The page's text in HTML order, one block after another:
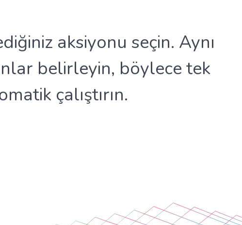
aksiyonu seçin. Aynı
belirleyin, böylece tek
çalıştırın.